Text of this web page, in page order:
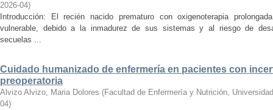
2026-04)
Introducción: El recién nacido prematuro con oxigenoterapia
vulnerable, debido a la inmadurez de sus sistemas y al riesgo de
secuelas ...
Cuidado humanizado de enfermería en pacientes con
preoperatoria
Alvizo Alvizo, Maria Dolores (Facultad de Enfermería y Nutrición,
04)